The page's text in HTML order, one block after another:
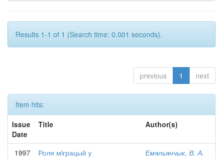
Results 1-1 of 1 (Search time: 0.001 seconds).
previous 1 next
Item hits:
Issue
Date
Title Author(s)
1997
Роля мiграцый у
Емяльянчык, В. А.